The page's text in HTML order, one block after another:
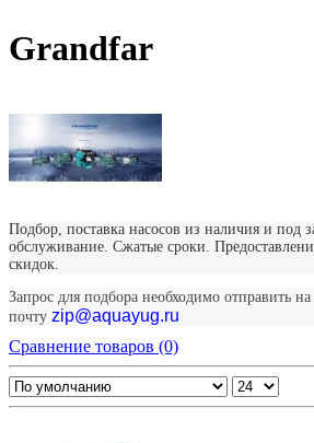
Grandfar
Подбор, поставка насосов из наличия и под
обслуживание. Сжатые сроки.
скидок.
Запрос для подбора необходимо отправить на
почту zip@aquayug.ru
Сравнение товаров (0)